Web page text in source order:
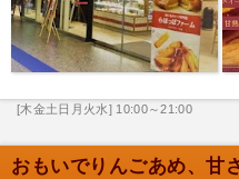
[木金土日月火水] 10:00～21:00
おもいでりんごあめ、甘